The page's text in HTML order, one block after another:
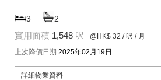
3 2
實用面積 1,548 呎 @HK$ 32 / 呎 / 月
上次降價日期 2025年02月19日
詳細物業資料